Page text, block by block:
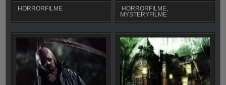
HORRORFILME HORRORFILME,
MYSTERYFILME